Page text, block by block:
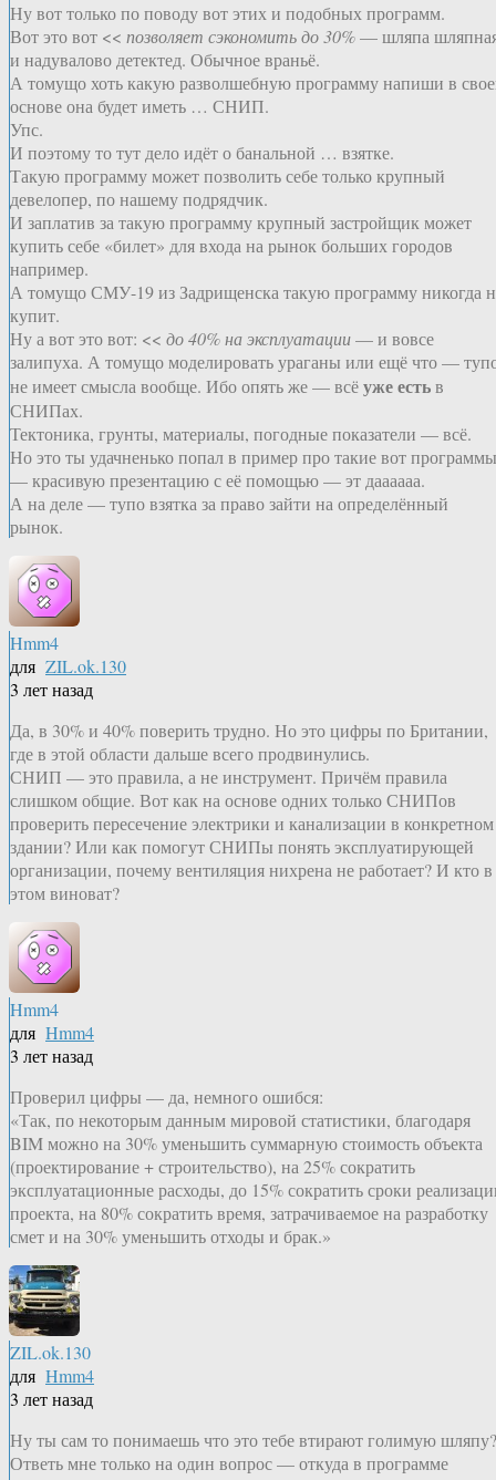
Ну вот только по поводу вот этих и подобных программ.
Вот это вот << позволяет сэкономить до 30%— шляпа
и надувалово детектед. Обычное враньё.
А томущо хоть какую разволшебную программу напиши в
основе она будет иметь … СНИП.
Упс.
И поэтому то тут дело идёт о банальной … взятке.
Такую программу может позволить себе только крупный
девелопер, по нашему подрядчик.
И заплатив за такую программу крупный застройщик может
купить себе «билет» для входа на рынок больших городов
например.
А томущо СМУ-19 из Задрищенска такую программу никогда
купит.
Ну а вот это вот: << до 40% на эксплуатации— и вовсе
залипуха. А томущо моделировать ураганы или ещё что —
не имеет смысла вообще. Ибо опять же — всёуже естьв
СНИПах.
Тектоника, грунты, материалы, погодные показатели — всё.
Но это ты удачненько попал в пример про такие вот программы
— красивую презентацию с её помощью — эт даааааа.
А на деле — тупо взятка за право зайти на определённый
рынок.
Hmm4
для ZIL.ok.130
3 лет назад
Да, в 30% и 40% поверить трудно. Но это цифры по Британии,
где в этой области дальше всего продвинулись.
СНИП — это правила, а не инструмент. Причём правила
слишком общие. Вот как на основе одних только СНИПов
проверить пересечение электрики и канализации в конкретном
здании? Или как помогут СНИПы понять эксплуатирующей
организации, почему вентиляция нихрена не работает? И кто в
этом виноват?
Hmm4
для Hmm4
3 лет назад
Проверил цифры — да, немного ошибся:
«Так, по некоторым данным мировой статистики, благодаря
BIM можно на 30% уменьшить суммарную стоимость объекта
(проектирование + строительство), на 25% сократить
эксплуатационные расходы, до 15% сократить сроки
проекта, на 80% сократить время, затрачиваемое на разработку
смет и на 30% уменьшить отходы и брак.»
ZIL.ok.130
для Hmm4
3 лет назад
Ну ты сам то понимаешь что это тебе втирают голимую шляпу?
Ответь мне только на один вопрос — откуда в программе